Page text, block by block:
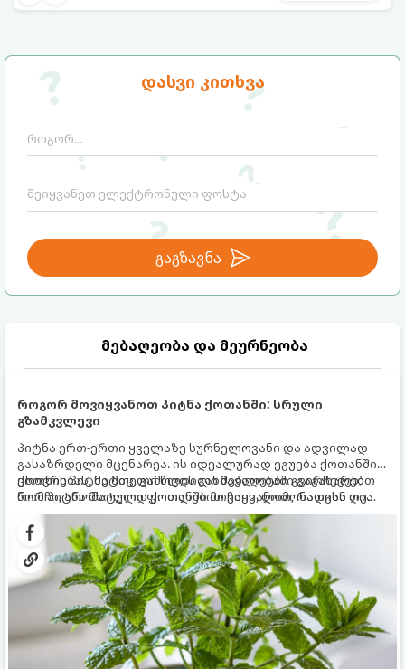
დასვი კითხვა
გაგზავნა
მებაღეობა და მეურნეობა
როგორ მოვიყვანოთ პიტნა ქოთანში: სრული
გზამკვლევი
პიტნა ერთ-ერთი ყველაზე სურნელოვანი და ადვილად
გასაზრდელი მცენარეა. ის იდეალურად ეგუება ქოთანში
ცხოვრებას, მეტიც, გამოცდილი მებაღეები გვირჩევენ,
რომ პიტნა მხოლოდ ქოთანში მოვიყვანოთ, რადგან ღია
გრუნტში (ბაღში) დარგვისას ის ფესვებით ძალიან
სწრაფად ვრცელდება და სხვა მცენარეებს ავიწროებს.
ქოთნის პიტნა მთელი წლის განმავლობაში გაგახარებთ
ნორჩი, არომატული ფოთლებით ჩაის, ლიმონათისა თუ
კერძებისთვის.